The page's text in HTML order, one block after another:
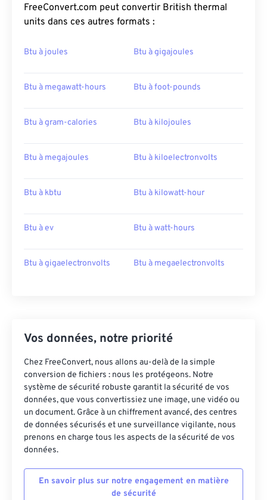
FreeConvert.com peut convertir British thermal
units dans ces autres formats :
Btu à joules Btu à gigajoules
Btu à megawatt-hours Btu à foot-pounds
Btu à gram-calories Btu à kilojoules
Btu à megajoules Btu à kiloelectronvolts
Btu à kbtu Btu à kilowatt-hour
Btu à ev Btu à watt-hours
Btu à gigaelectronvolts Btu à megaelectronvolts
Vos données, notre priorité
Chez FreeConvert, nous allons au-delà de la simple
conversion de fichiers : nous les protégeons. Notre
système de sécurité robuste garantit la sécurité de vos
données, que vous convertissiez une image, une vidéo ou
un document. Grâce à un chiffrement avancé, des centres
de données sécurisés et une surveillance vigilante, nous
prenons en charge tous les aspects de la sécurité de vos
données.
En savoir plus sur notre engagement en matière
de sécurité